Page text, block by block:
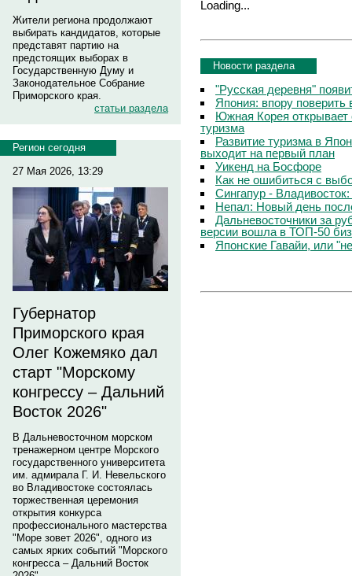
Жители региона продолжают
выбирать кандидатов, которые
представят партию на
предстоящих выборах в
Государственную Думу и
Законодательное Собрание
Приморского края.
статьи раздела
Регион сегодня
27 Мая 2026, 13:29
Губернатор
Приморского края
Олег Кожемяко дал
старт "Морскому
конгрессу – Дальний
Восток 2026"
В Дальневосточном морском
тренажерном центре Морского
государственного университета
им. адмирала Г. И. Невельского
во Владивостоке состоялась
торжественная церемония
открытия конкурса
профессионального мастерства
"Море зовет 2026", одного из
самых ярких событий "Морского
конгресса – Дальний Восток
Loading...
Новости раздела
"Русская деревня"
Япония: впору поверить
Южная Корея открывает
туризма
Развитие туризма в
выходит на первый план
Уикенд на Босфоре
Как не ошибиться с
Сингапур -
Непал: Новый день
Дальневосточники за
версии вошла в ТОП-50
Японские Гавайи, или